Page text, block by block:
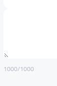
1000/1000